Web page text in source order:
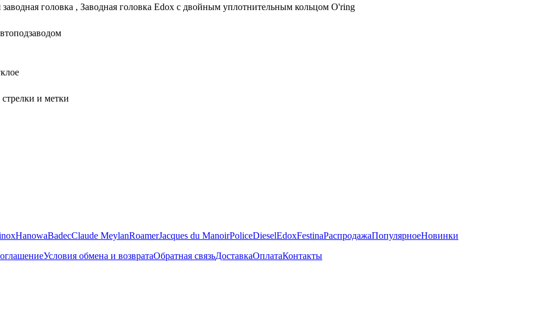
головка , Заводная головка Edox с двойным уплотнительным кольцом O'ring
и метки
HanowaBadecClaude MeylanRoamerJacques du ManoirPoliceDieselEdoxFestinaРаспродажаПопулярноеНовинки
Условия обмена и возвратаОбратная связьДоставкаОплатаКонтакты